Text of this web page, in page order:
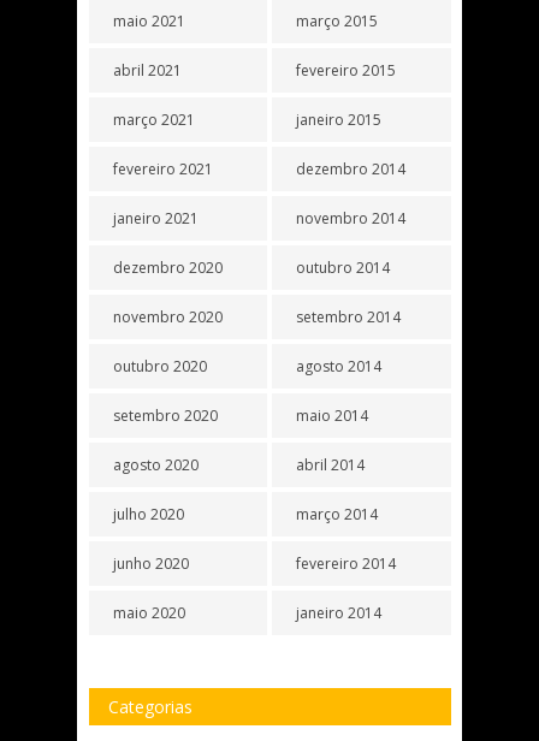
maio 2021
abril 2021
março 2021
fevereiro 2021
janeiro 2021
dezembro 2020
novembro 2020
outubro 2020
setembro 2020
agosto 2020
julho 2020
junho 2020
maio 2020
março 2015
fevereiro 2015
janeiro 2015
dezembro 2014
novembro 2014
outubro 2014
setembro 2014
agosto 2014
maio 2014
abril 2014
março 2014
fevereiro 2014
janeiro 2014
Categorias